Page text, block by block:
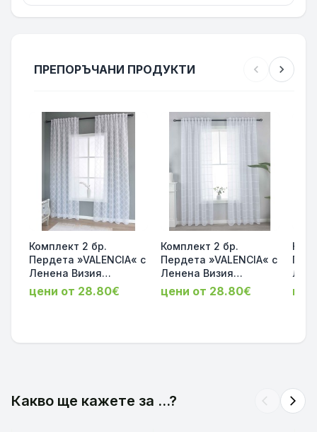
ПРЕПОРЪЧАНИ ПРОДУКТИ chevron_left chevron_right
Комплект 2 бр.
Пердета »VALENCIA« с
Ленена Визия
Прозрачни, за Релса и
Тръбен Корниз
цени от 28.80€
Комплект 2 бр.
Пердета »VALENCIA« с
Ленена Визия
прозрачни, за Релса и
Тръбен Корниз
цени от 28.80€
Какво ще кажете за ...? arrow_back_ios arrow_forward_ios